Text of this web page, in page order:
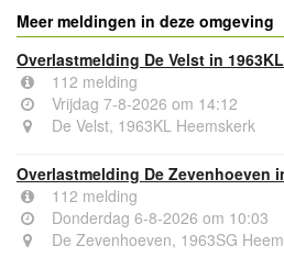
Meer meldingen in deze omgeving
Overlastmelding De Velst in
112 melding
Vrijdag 7-8-2026 om 14:12
De Velst, 1963KL Heemskerk
Overlastmelding De Zevenhoeven
112 melding
Donderdag 6-8-2026 om 10:03
De Zevenhoeven, 1963SG